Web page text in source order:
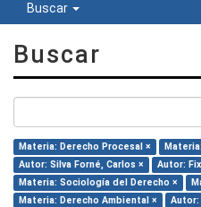
Buscar
Buscar
Materia: Derecho Procesal ×
Autor: Silva Forné, Carlos ×
Autor:
Materia: Sociología del Derecho ×
Materia: Derecho Ambiental ×
Autor: